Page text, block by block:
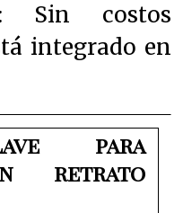
: Sin costos
integrado en
para
retrato